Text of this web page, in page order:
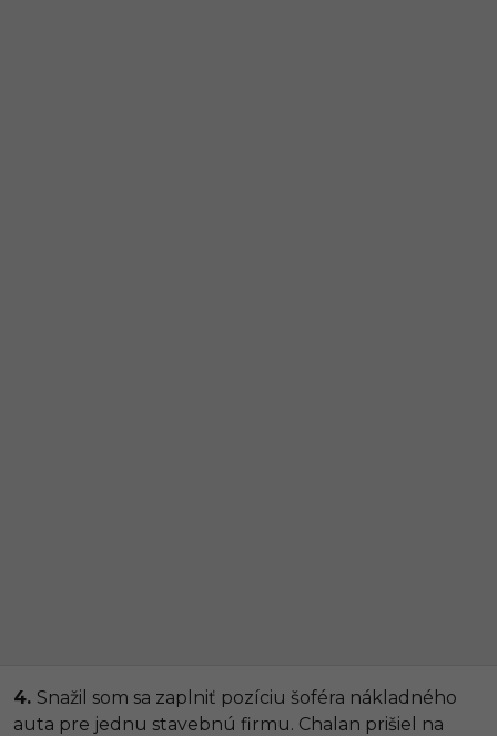
4. Snažil som sa zaplniť pozíciu šoféra nákladného
auta pre jednu stavebnú firmu. Chalan prišiel na